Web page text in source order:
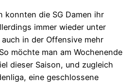
konnten die SG Damen ihr
immer wieder unter
in der Offensive mehr
möchte man am Wochenende
dieser Saison, und zugleich
eine geschlossene